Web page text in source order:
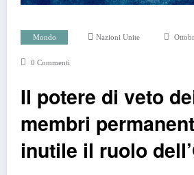
Mondo Nazioni Unite
0 Commenti
Il potere di veto
membri
inutile il ruolo